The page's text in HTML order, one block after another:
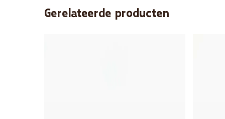
Gerelateerde producten